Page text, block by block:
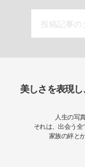
美しさを表現
人生の写
それは、出会う全
家族の絆と